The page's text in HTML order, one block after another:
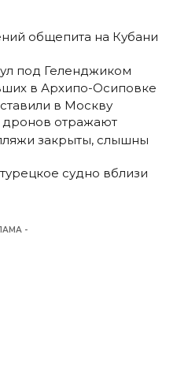
общепита на Кубани
под Геленджиком
в Архипо-Осиповке
в Москву
дронов отражают
закрыты, слышны
судно вблизи
-